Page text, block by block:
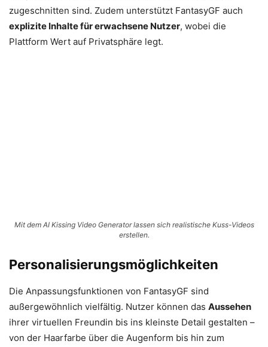
zugeschnitten sind. Zudem unterstützt FantasyGF auch
explizite Inhalte für erwachsene Nutzer, wobei die
Plattform Wert auf Privatsphäre legt.
Mit dem AI Kissing Video Generator lassen sich realistische Kuss-Videos
erstellen.
Personalisierungsmöglichkeiten
Die Anpassungsfunktionen von FantasyGF sind
außergewöhnlich vielfältig. Nutzer können das Aussehen
ihrer virtuellen Freundin bis ins kleinste Detail gestalten –
von der Haarfarbe über die Augenform bis hin zum